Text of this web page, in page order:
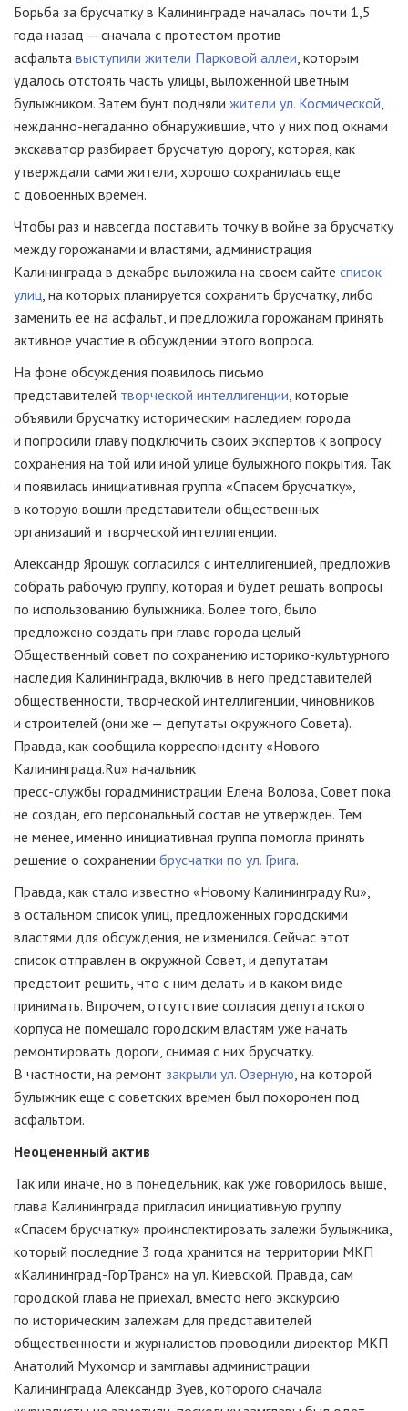
Борьба за брусчатку в Калининграде началась почти 1,5
года назад — сначала с протестом против
асфальта выступили жители Парковой аллеи, которым
удалось отстоять часть улицы, выложенной цветным
булыжником. Затем бунт подняли жители ул. Космической,
нежданно-негаданно обнаружившие, что у них под окнами
экскаватор разбирает брусчатую дорогу, которая, как
утверждали сами жители, хорошо сохранилась еще
с довоенных времен.
Чтобы раз и навсегда поставить точку в войне за брусчатку
между горожанами и властями, администрация
Калининграда в декабре выложила на своем сайте список
улиц, на которых планируется сохранить брусчатку, либо
заменить ее на асфальт, и предложила горожанам принять
активное участие в обсуждении этого вопроса.
На фоне обсуждения появилось письмо
представителей творческой интеллигенции, которые
объявили брусчатку историческим наследием города
и попросили главу подключить своих экспертов к вопросу
сохранения на той или иной улице булыжного покрытия. Так
и появилась инициативная группа «Спасем брусчатку»,
в которую вошли представители общественных
организаций и творческой интеллигенции.
Александр Ярошук согласился с интеллигенцией, предложив
собрать рабочую группу, которая и будет решать вопросы
по использованию булыжника. Более того, было
предложено создать при главе города целый
Общественный совет по сохранению историко-культурного
наследия Калининграда, включив в него представителей
общественности, творческой интеллигенции, чиновников
и строителей (они же — депутаты окружного Совета).
Правда, как сообщила корреспонденту «Нового
Калининграда.Ru» начальник
пресс-службы горадминистрации Елена Волова, Совет пока
не создан, его персональный состав не утвержден. Тем
не менее, именно инициативная группа помогла принять
решение о сохранении брусчатки по ул. Грига.
Правда, как стало известно «Новому Калининграду.Ru»,
в остальном список улиц, предложенных городскими
властями для обсуждения, не изменился. Сейчас этот
список отправлен в окружной Совет, и депутатам
предстоит решить, что с ним делать и в каком виде
принимать. Впрочем, отсутствие согласия депутатского
корпуса не помешало городским властям уже начать
ремонтировать дороги, снимая с них брусчатку.
В частности, на ремонт закрыли ул. Озерную, на которой
булыжник еще с советских времен был похоронен под
асфальтом.
Неоцененный актив
Так или иначе, но в понедельник, как уже говорилось выше,
глава Калининграда пригласил инициативную группу
«Спасем брусчатку» проинспектировать залежи булыжника,
который последние 3 года хранится на территории МКП
«Калининград-ГорТранс» на ул. Киевской. Правда, сам
городской глава не приехал, вместо него экскурсию
по историческим залежам для представителей
общественности и журналистов проводили директор МКП
Анатолий Мухомор и замглавы администрации
Калининграда Александр Зуев, которого сначала